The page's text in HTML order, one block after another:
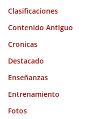
Clasificaciones
Contenido Antiguo
Cronicas
Destacado
Enseñanzas
Entrenamiento
Fotos